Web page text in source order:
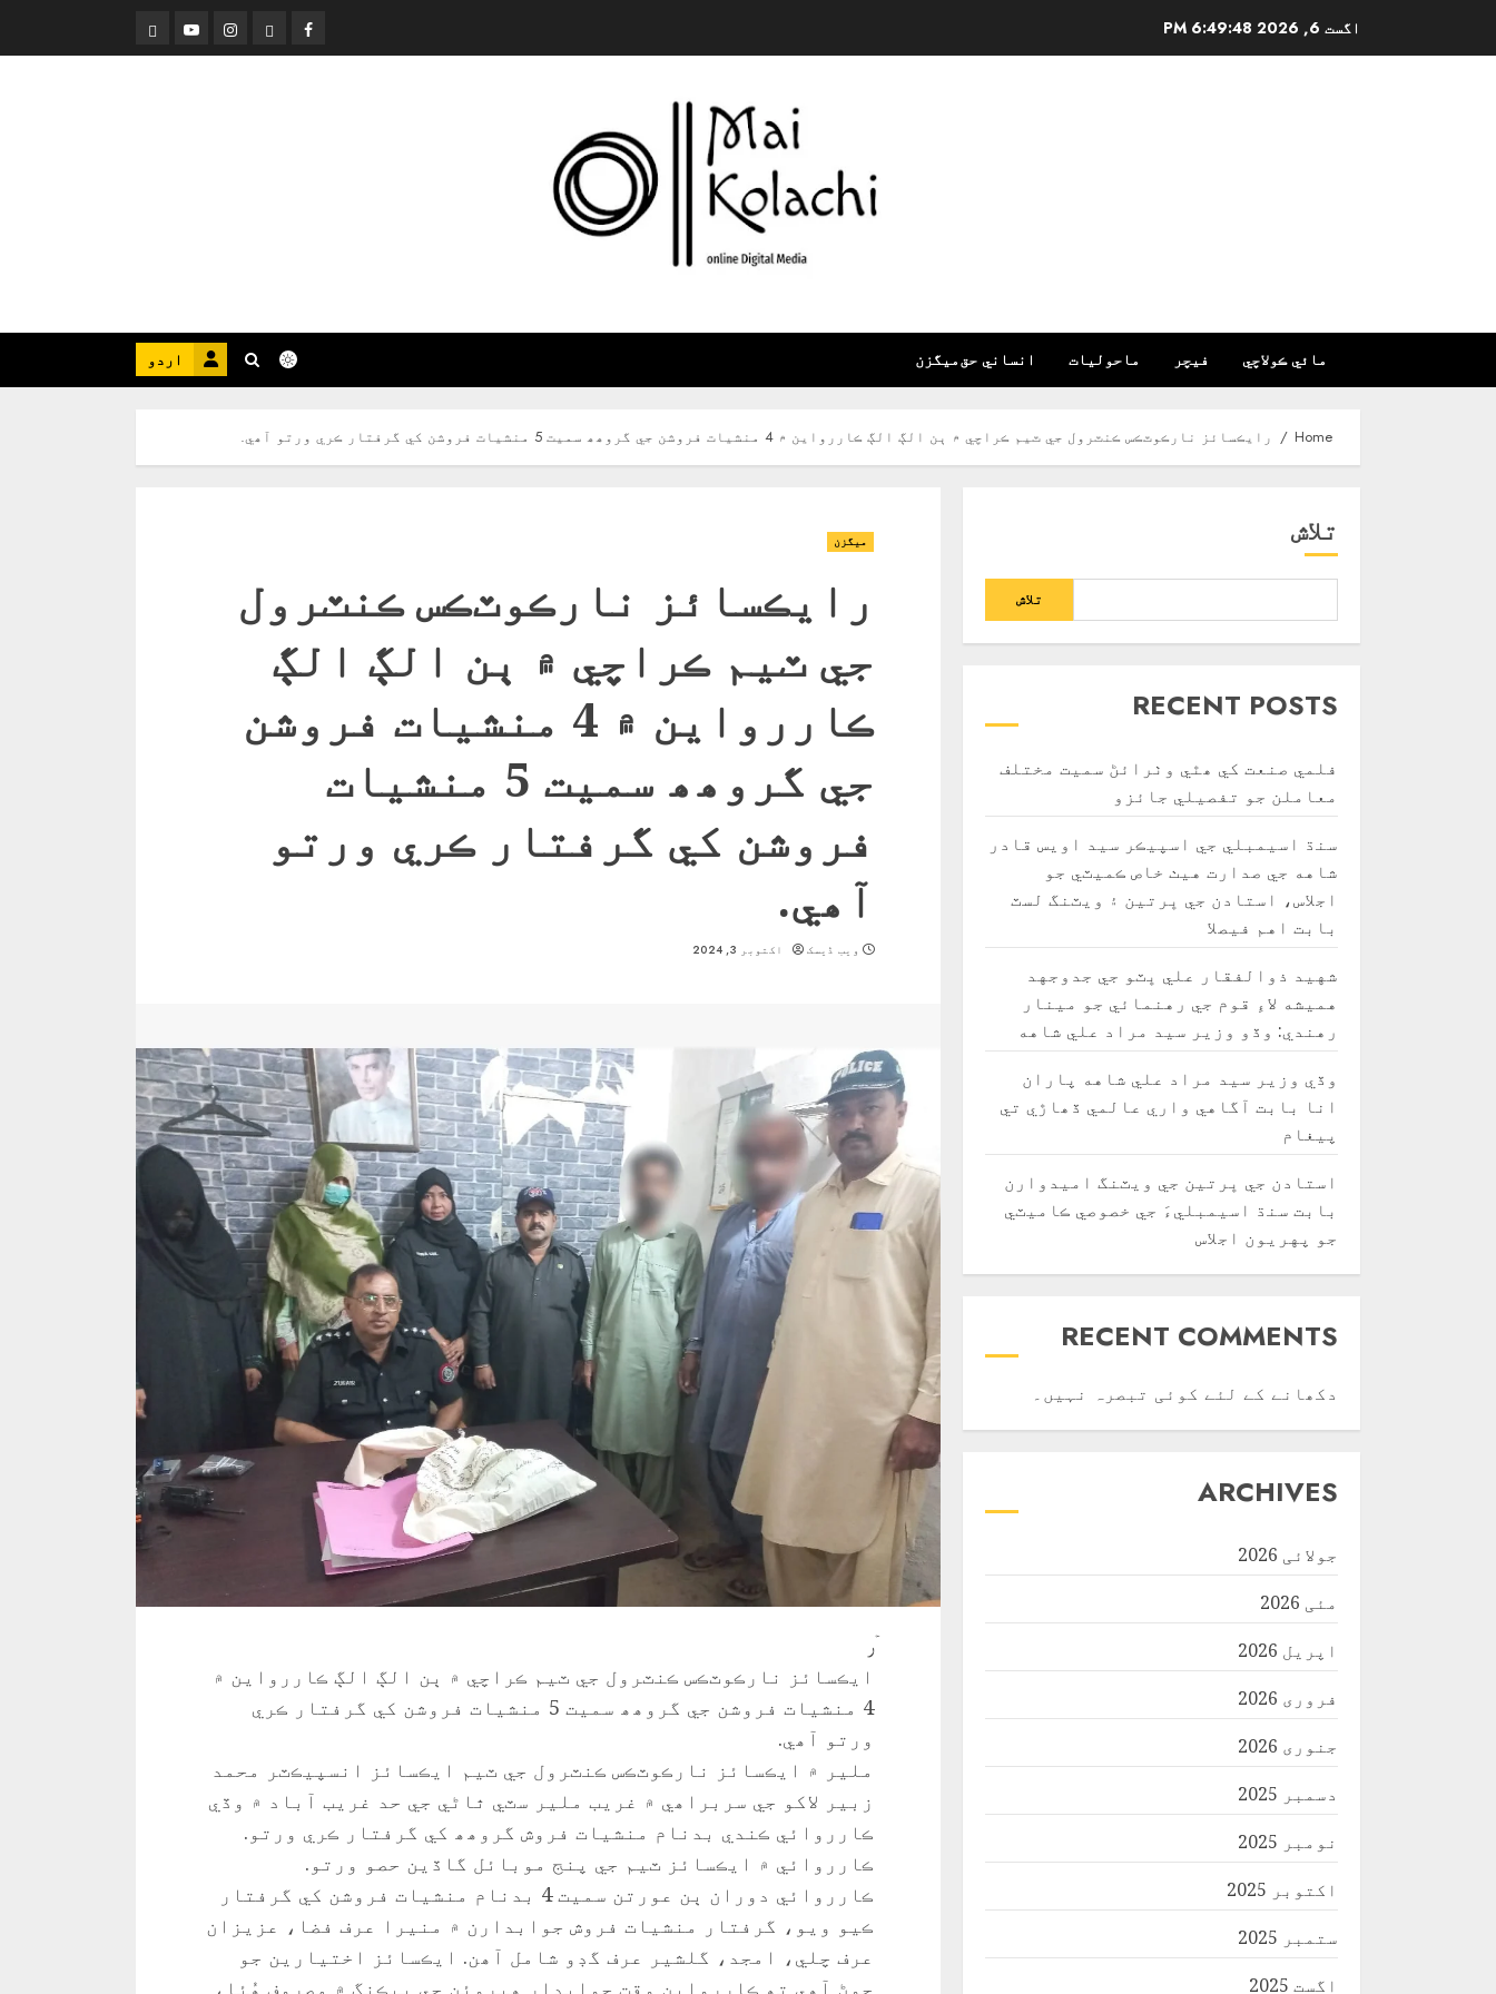
اگست 6, 2026 6:49:49 PM
Facebook
Instagram
YouTube
Threads
مائي ڪولاچي فیچر ماحولیات انساني حقميگزن اردو
Home رايڪسائز نارڪوٽڪس ڪنٽرول جي ٽيم ڪراچي ۾ ٻن الڳ الڳ ڪاررواين ۾ 4 منشيات فروشن جي گروھھ سميت 5 منشيات فروشن کي گرفتار ڪري ورتو آھي.
ميگزن
رايڪسائز نارڪوٽڪس ڪنٽرول
جي ٽيم ڪراچي ۾ ٻن الڳ الڳ
ڪاررواين ۾ 4 منشيات فروشن
جي گروھھ سميت 5 منشيات
فروشن کي گرفتار ڪري ورتو
آھي.
ویب ڈیسک اکتوبر 3, 2024
ۡر
ايڪسائز نارڪوٽڪس ڪنٽرول جي ٽيم ڪراچي ۾ ٻن الڳ الڳ ڪاررواين ۾
4 منشيات فروشن جي گروھھ سميت 5 منشيات فروشن کي گرفتار ڪري
ورتو آھي.
ملير ۾ ايڪسائز نارڪوٽڪس ڪنٽرول جي ٽيم ايڪسائز انسپيڪٽر محمد
زبير لاکو جي سربراھي ۾ غريب ملير سٽي ٿاڻي جي حد غريب آباد ۾ وڏي
ڪارروائي ڪندي بدنام منشيات فروش گروھھ کي گرفتار ڪري ورتو.
ڪارروائي ۾ ايڪسائز ٽيم جي پنج موبائل گاڏين حصو ورتو.
ڪارروائي دوران ٻن عورتن سميت 4 بدنام منشيات فروشن کي گرفتار
ڪيو ويو، گرفتار منشيات فروش جوابدارن ۾ منيرا عرف فضا، عزيزان
عرف چلي، امجد، گلشير عرف گڊو شامل آھن. ايڪسائز اختيارين جو
چوڻ آھي تھ ڪاررواين وقت جوابدار ھيروئن جي پيڪنگ ۾ مصروف ھُئا،
تلاش
تلاش
RECENT POSTS
فلمي صنعت کي ھٿي وٺرائڻ سميت مختلف
معاملن جو تفصيلي جائزو
سنڌ اسيمبلي جي اسپيڪر سيد اويس قادر
شاهه جي صدارت هيٺ خاص ڪميٽي جو
اجلاس، استادن جي ڀرتين ۽ ويٽنگ لسٽ
بابت اهم فيصلا
شهيد ذوالفقار علي ڀٽو جي جدوجهد
هميشه لاءِ قوم جي رهنمائي جو مينار
رهندي: وڏو وزير سيد مراد علي شاهه
وڏي وزير سيد مراد علي شاهه پاران
انا بابت آگاهي واري عالمي ڏھاڙي تي
پيغام
استادن جي ڀرتين جي ويٽنگ اميدوارن
بابت سنڌ اسيمبليءَ جي خصوصي ڪاميٽي
جو پهريون اجلاس
RECENT COMMENTS
دکھانے کے لئے کوئی تبصرہ نہیں۔
ARCHIVES
جولائی 2026
مئی 2026
اپریل 2026
فروری 2026
جنوری 2026
دسمبر 2025
نومبر 2025
اکتوبر 2025
ستمبر 2025
اگست 2025